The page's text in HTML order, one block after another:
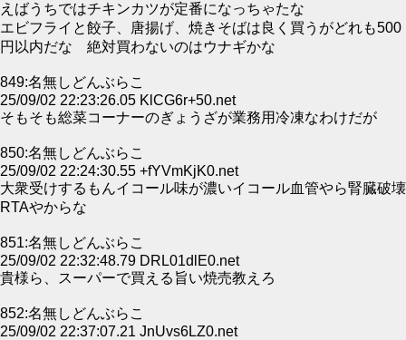
えばうちではチキンカツが定番になっちゃたな
エビフライと餃子、唐揚げ、焼きそばは良く買うがどれも500
円以内だな 絶対買わないのはウナギかな
849:名無しどんぶらこ
25/09/02 22:23:26.05 KlCG6r+50.net
そもそも総菜コーナーのぎょうざが業務用冷凍なわけだが
850:名無しどんぶらこ
25/09/02 22:24:30.55 +fYVmKjK0.net
大衆受けするもんイコール味が濃いイコール血管やら腎臓破壊
RTAやからな
851:名無しどんぶらこ
25/09/02 22:32:48.79 DRL01dlE0.net
貴様ら、スーパーで買える旨い焼売教えろ
852:名無しどんぶらこ
25/09/02 22:37:07.21 JnUvs6LZ0.net